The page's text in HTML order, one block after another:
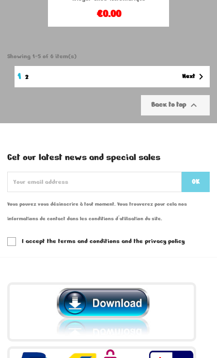
€0.00
Showing 1-5 of 6 item(s)
1 2 Next 
Back to top 
Get our latest news and special sales
Vous pouvez vous désinscrire à tout moment. Vous trouverez pour cela nos
informations de contact dans les conditions d'utilisation du site.
I accept the terms and conditions and the privacy policy